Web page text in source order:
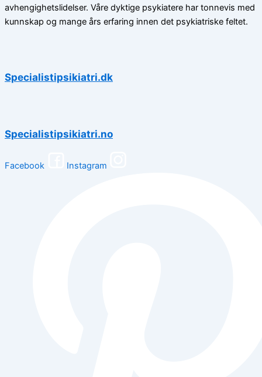
avhengighetslidelser. Våre dyktige psykiatere har tonnevis med
kunnskap og mange års erfaring innen det psykiatriske feltet.
Specialistipsikiatri.dk
Specialistipsikiatri.no
Facebook Instagram